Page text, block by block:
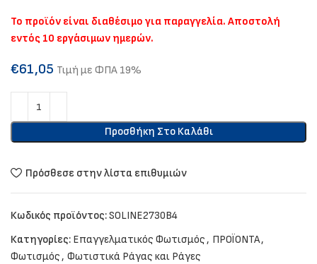
Το προϊόν είναι διαθέσιμο για παραγγελία. Αποστολή
εντός 10 εργάσιμων ημερών.
€61,05 Τιμή με ΦΠΑ 19%
Προσθήκη Στο Καλάθι
Πρόσθεσε στην λίστα επιθυμιών
Κωδικός προϊόντος:SOLINE2730B4
Κατηγορίες: Επαγγελματικός Φωτισμός, ΠΡΟΪΟΝΤΑ,
Φωτισμός, Φωτιστικά Ράγας και Ράγες